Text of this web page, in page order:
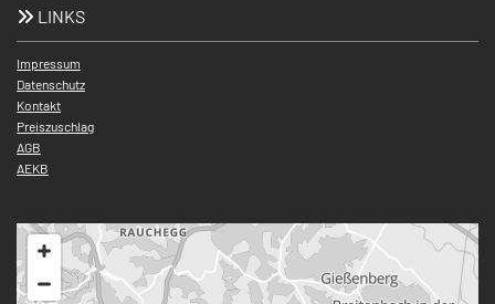
 LINKS
Impressum
Datenschutz
Kontakt
Preiszuschlag
AGB
AEKB